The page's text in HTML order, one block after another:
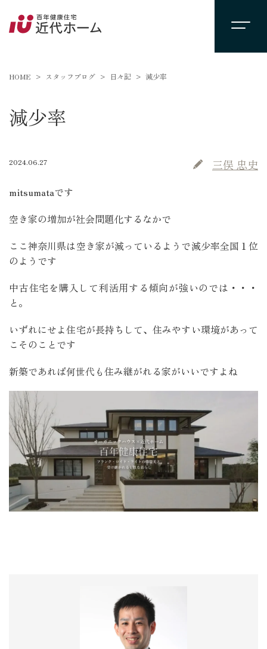
HOME スタッフブログ 日々記 減少率
減少率
2024.06.27 三俣 忠史
mitsumataです
空き家の増加が社会問題化するなかで
ここ神奈川県は空き家が減っているようで減少率全国１位
のようです
中古住宅を購入して利活用する傾向が強いのでは・・・
と。
いずれにせよ住宅が長持ちして、住みやすい環境があって
こそのことです
新築であれば何世代も住み継がれる家がいいですよね